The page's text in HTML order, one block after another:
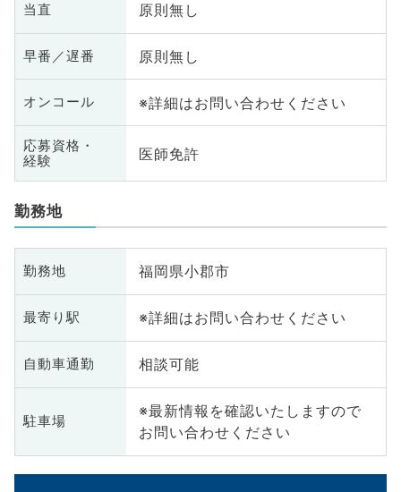
当直 原則無し
早番／遅番 原則無し
オンコール ※詳細はお問い合わせください
応募資格・
経験
医師免許
勤務地
勤務地 福岡県小郡市
最寄り駅 ※詳細はお問い合わせください
自動車通勤 相談可能
駐車場
※最新情報を確認いたしますので
お問い合わせください